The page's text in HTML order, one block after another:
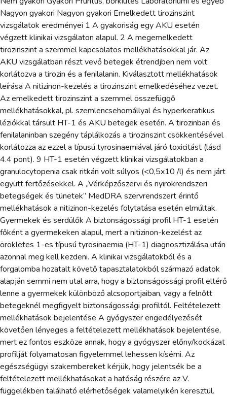
Nagyon gyakori Nagyon gyakori Emelkedett tirozinszint
vizsgálatok eredményei 1 A gyakoriság egy AKU esetén
végzett klinikai vizsgálaton alapul. 2 A megemelkedett
tirozinszint a szemmel kapcsolatos mellékhatásokkal jár. Az
AKU vizsgálatban részt vevő betegek étrendjben nem volt
korlátozva a tirozin és a fenilalanin. Kiválasztott mellékhatások
leírása A nitizinon-kezelés a tirozinszint emelkedéséhez vezet.
Az emelkedett tirozinszint a szemmel összefüggő
mellékhatásokkal, pl. szemlencsehomállyal és hyperkeratikus
léziókkal társult HT-1 és AKU betegek esetén. A tirozinban és
fenilalaninban szegény táplálkozás a tirozinszint csökkentésével
korlátozza az ezzel a típusú tyrosinaemiával járó toxicitást (lásd
4.4 pont). 9 HT-1 esetén végzett klinikai vizsgálatokban a
granulocytopenia csak ritkán volt súlyos (<0,5x10 /l) és nem járt
együtt fertőzésekkel. A „Vérképzőszervi és nyirokrendszeri
betegségek és tünetek” MedDRA szervrendszert érintő
mellékhatások a nitizinon-kezelés folytatása esetén elmúltak.
Gyermekek és serdülők A biztonságossági profil HT-1 esetén
főként a gyermekeken alapul, mert a nitizinon-kezelést az
örökletes 1-es típusú tyrosinaemia (HT-1) diagnosztizálása után
azonnal meg kell kezdeni. A klinikai vizsgálatokból és a
forgalomba hozatalt követő tapasztalatokból származó adatok
alapján semmi nem utal arra, hogy a biztonságossági profil eltérő
lenne a gyermekek különböző alcsoportjaiban, vagy a felnőtt
betegeknél megfigyelt biztonságossági profiltól. Feltételezett
mellékhatások bejelentése A gyógyszer engedélyezését
követően lényeges a feltételezett mellékhatások bejelentése,
mert ez fontos eszköze annak, hogy a gyógyszer előny/kockázat
profilját folyamatosan figyelemmel lehessen kísérni. Az
egészségügyi szakembereket kérjük, hogy jelentsék be a
feltételezett mellékhatásokat a hatóság részére az V.
függelékben található elérhetőségek valamelyikén keresztül.